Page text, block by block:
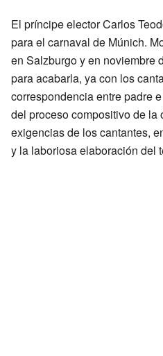
El príncipe elector Carlos
para el carnaval de Múnich.
en Salzburgo y en noviembre
para acabarla, ya con los
correspondencia entre padre
del proceso compositivo de la
exigencias de los cantantes,
y la laboriosa elaboración del